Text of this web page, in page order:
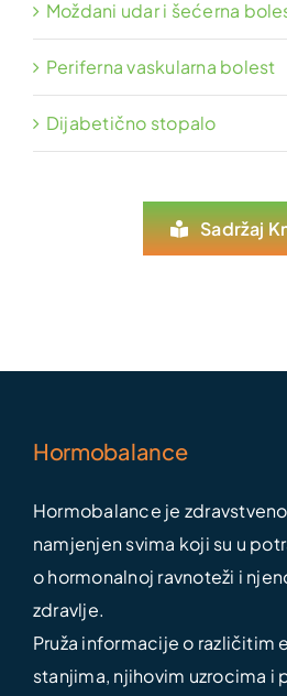
Moždani udar i šećerna
Periferna vaskularna bolest
Dijabetično stopalo
Sadržaj
Hormobalance
Hormobalance je
namjenjen svima koji su u
o hormonalnoj ravnoteži i
zdravlje.
Pruža informacije o različitim
stanjima, njihovim uzrocima i